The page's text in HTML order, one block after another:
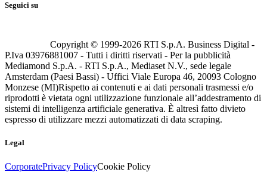
Seguici su
Copyright © 1999-2026 RTI S.p.A. Business Digital -
P.Iva 03976881007 - Tutti i diritti riservati - Per la pubblicità
Mediamond S.p.A. - RTI S.p.A., Mediaset N.V., sede legale
Amsterdam (Paesi Bassi) - Uffici Viale Europa 46, 20093 Cologno
Monzese (MI)Rispetto ai contenuti e ai dati personali trasmessi e/o
riprodotti è vietata ogni utilizzazione funzionale all’addestramento di
sistemi di intelligenza artificiale generativa. È altresì fatto divieto
espresso di utilizzare mezzi automatizzati di data scraping.
Legal
CorporatePrivacy PolicyCookie Policy